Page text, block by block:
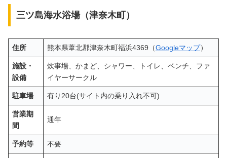
三ツ島海水浴場（津奈木町）
住所 熊本県葦北郡津奈木町福浜4369（Googleマップ）
施設・
設備
炊事場、かまど、シャワー、トイレ、ベンチ、ファ
イヤーサークル
駐車場 有り20台(サイト内の乗り入れ不可)
営業期
間
通年
予約等 不要